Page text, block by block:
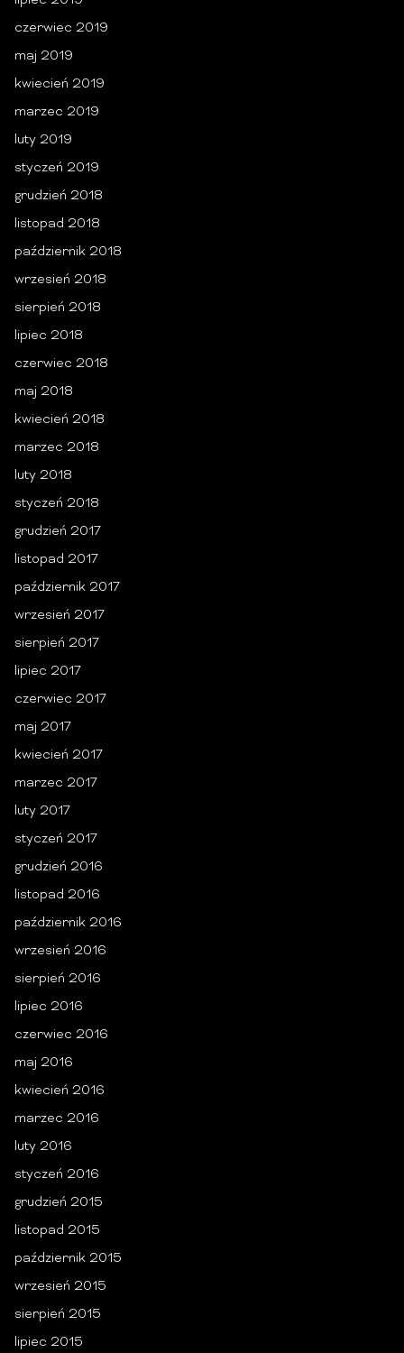
czerwiec 2019
maj 2019
kwiecień 2019
marzec 2019
luty 2019
styczeń 2019
grudzień 2018
listopad 2018
październik 2018
wrzesień 2018
sierpień 2018
lipiec 2018
czerwiec 2018
maj 2018
kwiecień 2018
marzec 2018
luty 2018
styczeń 2018
grudzień 2017
listopad 2017
październik 2017
wrzesień 2017
sierpień 2017
lipiec 2017
czerwiec 2017
maj 2017
kwiecień 2017
marzec 2017
luty 2017
styczeń 2017
grudzień 2016
listopad 2016
październik 2016
wrzesień 2016
sierpień 2016
lipiec 2016
czerwiec 2016
maj 2016
kwiecień 2016
marzec 2016
luty 2016
styczeń 2016
grudzień 2015
listopad 2015
październik 2015
wrzesień 2015
sierpień 2015
lipiec 2015